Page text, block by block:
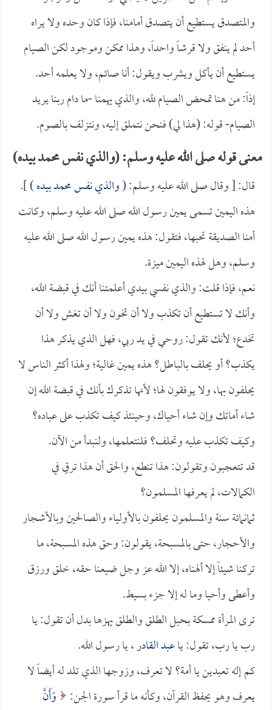
والمتصدق يستطيع أن يتصدق أمامنا، فإذا كان وحده ولا يراه
أحد لم ينفق ولا قرشاً واحداً، وهذا ممكن وموجود لكن الصيام
يستطيع أن يأكل ويشرب ويقول: أنا صائم، ولا يعلمه أحد.
إذاً: من هنا تمحض الصيام لله، والذي يهمنا -ما دام ربنا يريد
الصيام- قوله: (هذا لي) فنحن نتملق إليه، ونتزلف بالصوم.
معنى قوله صلى الله عليه وسلم: (والذي نفس محمد بيده)
قال: [ وقال صلى الله عليه وسلم: (والذي نفس محمد بيده) ].
هذه اليمين تسمى يمين رسول الله صلى الله عليه وسلم، وكانت
أمنا الصديقة تحبها، فتقول: هذه يمين رسول الله صلى الله عليه
وسلم، وهل لهذه اليمين ميزة.
نعم، فإذا قلت: والذي نفسي بيدي أعلمتنا أنك في قبضة الله،
وأنك لا تستطيع أن تكذب ولا أن تخون ولا أن تغش ولا أن
تخدع؛ لأنك تقول: روحي في يد ربي، فهل الذي يذكر هذا
يكذب؟ أو يحلف بالباطل؟ هذه يمين غالية؛ ولهذا أكثر الناس لا
يحلفون بها، ولا يوفقون لها؛ لأنها تذكرك بأنك في قبضة الله إن
شاء أماتك وإن شاء أحياك، وحينئذ كيف تكذب على عباده؟
وكيف تكذب عليه وتحلف؟ فلنتعلمها، ولنبدأ من الآن.
قد تتعجبون وتقولون: هذا تنطع، والحق أن هذا ترقٍ في
الكمالات، لم يعرفها المسلمون؟
ثمانمائة سنة والمسلمون يحلفون بالأولياء والصالحين وبالأشجار
والأحجار، حتى بالمسبحة، يقولون: وحق هذه المسبحة، ما
تركنا شيئاً إلا ألهناه، إلا الله عز وجل ضيعنا حقه، خلق ورزق
وأعطى وأحيا وما له إلا جزء بسيط.
ترى المرأة ممسكة بحبل الطلق والطلق يهزها بدل أن تقول: يا
رب يا رب، تقول: ياعبد القادر، يا رسول الله.
كم إله تعبدين يا أمة؟ لا تعرف، وزوجها الذي تلد له أيضاً لا
يعرف وهو يحفظ القرآن، وكأنه ما قرأ سورة الجن:
وَأَنَّ